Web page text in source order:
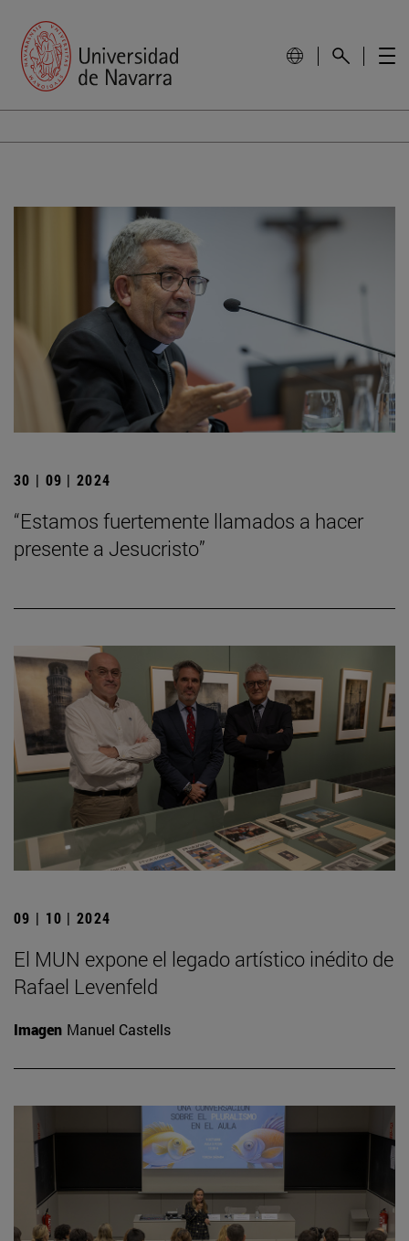
30 | 09 | 2024
“Estamos fuertemente llamados a hacer
presente a Jesucristo”
09 | 10 | 2024
El MUN expone el legado artístico inédito de
Rafael Levenfeld
Imagen Manuel Castells